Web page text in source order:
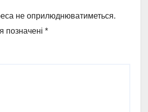
не оприлюднюватиметься.
позначені *